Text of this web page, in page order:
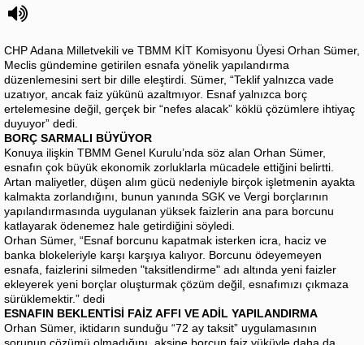
CHP Adana Milletvekili ve TBMM KİT Komisyonu Üyesi Orhan Sümer,
Meclis gündemine getirilen esnafa yönelik yapılandırma
düzenlemesini sert bir dille eleştirdi. Sümer, “Teklif yalnızca vade
uzatıyor, ancak faiz yükünü azaltmıyor. Esnaf yalnızca borç
ertelemesine değil, gerçek bir “nefes alacak” köklü çözümlere ihtiyaç
duyuyor” dedi.
BORÇ SARMALI BÜYÜYOR
Konuya ilişkin TBMM Genel Kurulu’nda söz alan Orhan Sümer,
esnafın çok büyük ekonomik zorluklarla mücadele ettiğini belirtti.
Artan maliyetler, düşen alım gücü nedeniyle birçok işletmenin ayakta
kalmakta zorlandığını, bunun yanında SGK ve Vergi borçlarının
yapılandırmasında uygulanan yüksek faizlerin ana para borcunu
katlayarak ödenemez hale getirdiğini söyledi.
Orhan Sümer, “Esnaf borcunu kapatmak isterken icra, haciz ve
banka blokeleriyle karşı karşıya kalıyor. Borcunu ödeyemeyen
esnafa, faizlerini silmeden "taksitlendirme" adı altında yeni faizler
ekleyerek yeni borçlar oluşturmak çözüm değil, esnafımızı çıkmaza
sürüklemektir.” dedi
ESNAFIN BEKLENTİSİ FAİZ AFFI VE ADİL YAPILANDIRMA
Orhan Sümer, iktidarın sunduğu “72 ay taksit” uygulamasının